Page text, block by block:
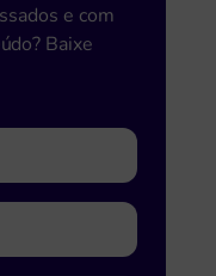
e com
Baixe